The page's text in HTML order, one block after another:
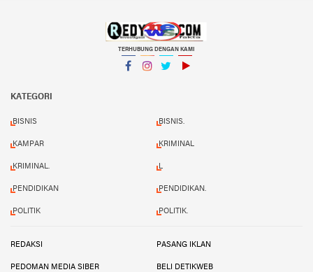
TERHUBUNG DENGAN KAMI
KATEGORI
BISNIS BISNIS.
KAMPAR KRIMINAL
KRIMINAL. L
PENDIDIKAN PENDIDIKAN.
POLITIK POLITIK.
REDAKSI PASANG IKLAN
PEDOMAN MEDIA SIBER BELI DETIKWEB